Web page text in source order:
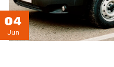
04
Jun